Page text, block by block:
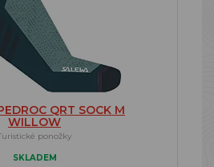
QRT SOCK M
WILLOW
ponožky
SKLADEM